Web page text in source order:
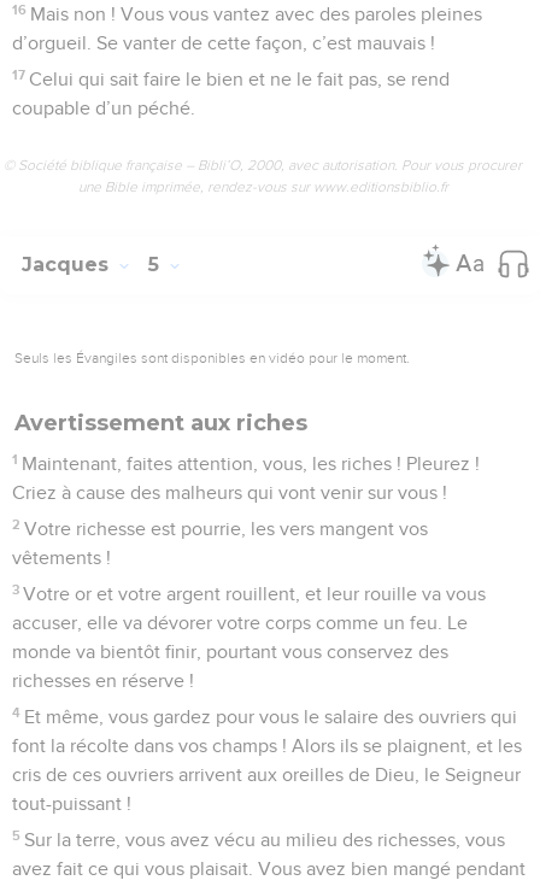
16 Mais non ! Vous vous vantez avec des paroles pleines
d’orgueil. Se vanter de cette façon, c’est mauvais !
17 Celui qui sait faire le bien et ne le fait pas, se rend
coupable d’un péché.
© Société biblique française – Bibli’O, 2000, avec autorisation. Pour vous procurer
une Bible imprimée, rendez-vous sur www.editionsbiblio.fr
Jacques 5
Seuls les Évangiles sont disponibles en vidéo pour le moment.
Avertissement aux riches
1 Maintenant, faites attention, vous, les riches ! Pleurez !
Criez à cause des malheurs qui vont venir sur vous !
2 Votre richesse est pourrie, les vers mangent vos
vêtements !
3 Votre or et votre argent rouillent, et leur rouille va vous
accuser, elle va dévorer votre corps comme un feu. Le
monde va bientôt finir, pourtant vous conservez des
richesses en réserve !
4 Et même, vous gardez pour vous le salaire des ouvriers qui
font la récolte dans vos champs ! Alors ils se plaignent, et les
cris de ces ouvriers arrivent aux oreilles de Dieu, le Seigneur
tout-puissant !
5 Sur la terre, vous avez vécu au milieu des richesses, vous
avez fait ce qui vous plaisait. Vous avez bien mangé pendant